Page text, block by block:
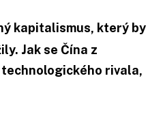
kapitalismus, který by
Jak se Čína z
rivala,